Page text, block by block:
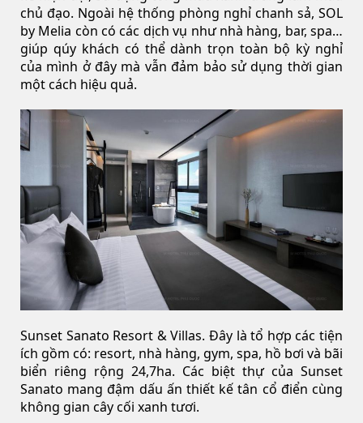
chủ đạo. Ngoài hệ thống phòng nghỉ chanh sả, SOL
by Melia còn có các dịch vụ như nhà hàng, bar, spa…
giúp qúy khách có thể dành trọn toàn bộ kỳ nghỉ
của mình ở đây mà vẫn đảm bảo sử dụng thời gian
một cách hiệu quả.
Sunset Sanato Resort & Villas. Đây là tổ hợp các tiện
ích gồm có: resort, nhà hàng, gym, spa, hồ bơi và bãi
biển riêng rộng 24,7ha. Các biệt thự của Sunset
Sanato mang đậm dấu ấn thiết kế tân cổ điển cùng
không gian cây cối xanh tươi.